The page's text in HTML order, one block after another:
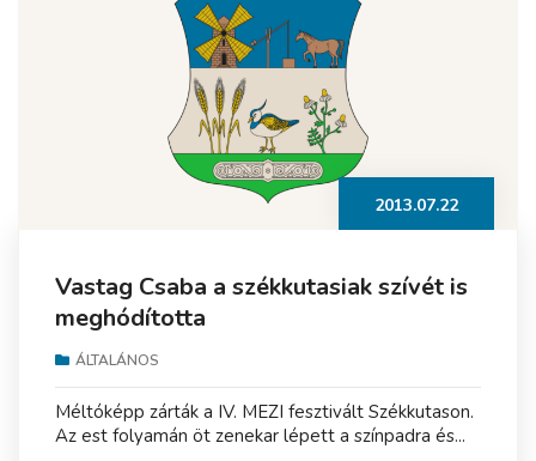
2013.07.22
Vastag Csaba a székkutasiak szívét is
meghódította
ÁLTALÁNOS
Méltóképp zárták a IV. MEZI fesztivált Székkutason.
Az est folyamán öt zenekar lépett a színpadra és...